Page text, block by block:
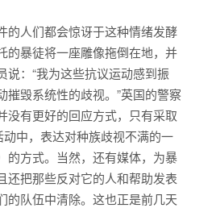
的人们都会惊讶于这种情绪发酵
的暴徒将一座雕像拖倒在地，并
说：“我为这些抗议运动感到振
摧毁系统性的歧视。”英国的警察
没有更好的回应方式，只有采取
动中，表达对种族歧视不满的一
的方式。当然，还有媒体，为暴
还把那些反对它的人和帮助发表
的队伍中清除。这也正是前几天